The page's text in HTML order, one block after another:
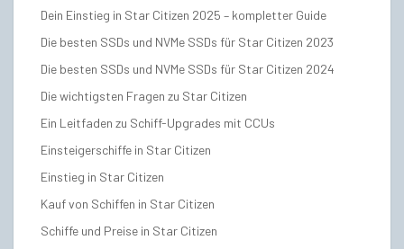
Dein Einstieg in Star Citizen 2025 – kompletter Guide
Die besten SSDs und NVMe SSDs für Star Citizen 2023
Die besten SSDs und NVMe SSDs für Star Citizen 2024
Die wichtigsten Fragen zu Star Citizen
Ein Leitfaden zu Schiff-Upgrades mit CCUs
Einsteigerschiffe in Star Citizen
Einstieg in Star Citizen
Kauf von Schiffen in Star Citizen
Schiffe und Preise in Star Citizen